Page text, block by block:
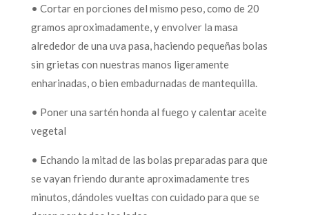
• Cortar en porciones del mismo peso, como de 20
gramos aproximadamente, y envolver la masa
alrededor de una uva pasa, haciendo pequeñas bolas
sin grietas con nuestras manos ligeramente
enharinadas, o bien embadurnadas de mantequilla.
• Poner una sartén honda al fuego y calentar aceite
vegetal
• Echando la mitad de las bolas preparadas para que
se vayan friendo durante aproximadamente tres
minutos, dándoles vueltas con cuidado para que se